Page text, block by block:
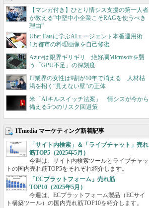
【マンガ付き】ひとり情シス支援の第一人者
が教える”中堅中小企業こそRAGを使うべき
理由”
Uber Eatsに学ぶAIエージェント本番運用術
1万都市の料理画像を自己修復
Azureは限界ギリギリ 絶好調Microsoftを襲
う「GPU不足」の深刻度
IT業界の女性は9割が10年で消える 人材枯
渇を招く“見えない壁”の正体
米「AIキルスイッチ法案」 情シスが今から
備える5つのリスク回避策
ITmedia マーケティング新着記事
「サイト内検索」＆「ライブチャット」売れ
筋TOP5（2025年5月）
今週は、サイト内検索ツールとライブチャッ
トの国内売れ筋TOP5をそれぞれ紹介します。
「ECプラットフォーム」売れ筋
TOP10（2025年5月）
今週は、ECプラットフォーム製品（ECサイ
ト構築ツール）の国内売れ筋TOP10を紹介します。